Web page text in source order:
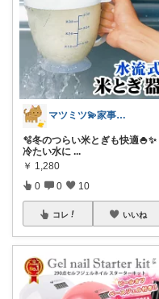
マツミツ💫家事ラク✖️キッチン🍳
🫧冬のつらい米とぎも快適🍚✨
冷たい水に ...
￥ 1,280
0 0 10
コレ いいね